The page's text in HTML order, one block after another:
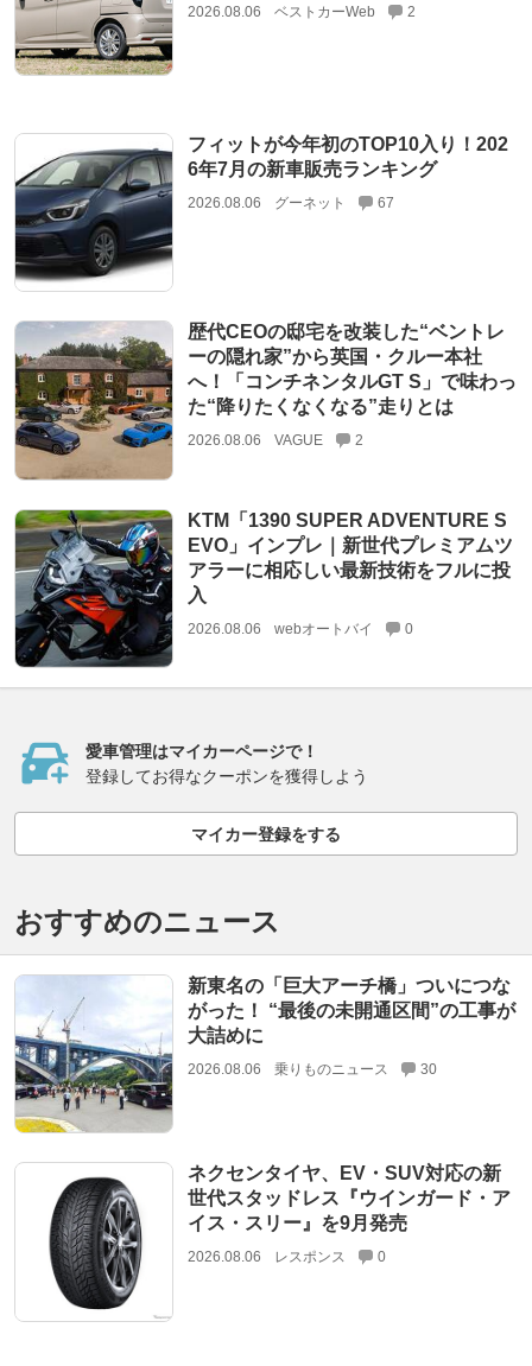
2026.08.06 ベストカーWeb 2
フィットが今年初のTOP10入り！202
6年7月の新車販売ランキング
2026.08.06 グーネット 67
歴代CEOの邸宅を改装した“ベントレ
ーの隠れ家”から英国・クルー本社
へ！「コンチネンタルGT S」で味わっ
た“降りたくなくなる”走りとは
2026.08.06 VAGUE 2
KTM「1390 SUPER ADVENTURE S
EVO」インプレ｜新世代プレミアムツ
アラーに相応しい最新技術をフルに投
入
2026.08.06 webオートバイ 0
愛車管理はマイカーページで！
登録してお得なクーポンを獲得しよう
マイカー登録をする
おすすめのニュース
新東名の「巨大アーチ橋」ついにつな
がった！ “最後の未開通区間”の工事が
大詰めに
2026.08.06 乗りものニュース 30
ネクセンタイヤ、EV・SUV対応の新
世代スタッドレス『ウインガード・ア
イス・スリー』を9月発売
2026.08.06 レスポンス 0